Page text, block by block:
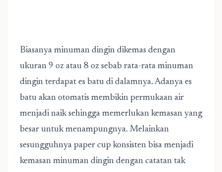
Biasanya minuman dingin dikemas dengan
ukuran 9 oz atau 8 oz sebab rata-rata minuman
dingin terdapat es batu di dalamnya. Adanya es
batu akan otomatis membikin permukaan air
menjadi naik sehingga memerlukan kemasan yang
besar untuk menampungnya. Melainkan
sesungguhnya paper cup konsisten bisa menjadi
kemasan minuman dingin dengan catatan tak